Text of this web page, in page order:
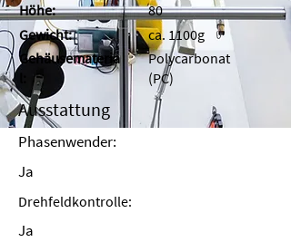
Höhe:
Gewicht:
Gehäusemateria
80
ca. 1100g
Polycarbonat
(PC)
Ausstattung
Phasenwender:
Ja
Drehfeldkontrolle:
Ja